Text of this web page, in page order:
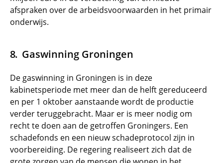
afspraken over de arbeidsvoorwaarden in het primair
onderwijs.
Gaswinning Groningen
De gaswinning in Groningen is in deze
kabinetsperiode met meer dan de helft gereduceerd
en per 1 oktober aanstaande wordt de productie
verder teruggebracht. Maar er is meer nodig om
recht te doen aan de getroffen Groningers. Een
schadefonds en een nieuw schadeprotocol zijn in
voorbereiding. De regering realiseert zich dat de